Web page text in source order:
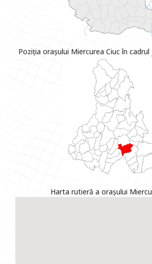
Poziția orașului Miercurea Ciuc în
Harta rutieră a orașului